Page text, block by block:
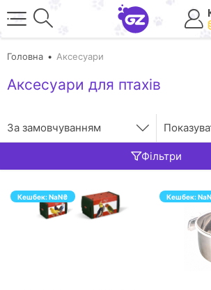
Головна Аксесуари
Аксесуари для птахів
За замовчуванням
Фільтри
Кешбек:NaN₴ Кешбек:NaN